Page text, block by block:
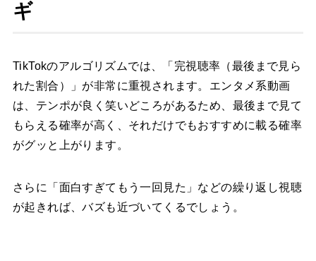
ギ
TikTokのアルゴリズムでは、「完視聴率（最後まで見ら
れた割合）」が非常に重視されます。エンタメ系動画
は、テンポが良く笑いどころがあるため、最後まで見て
もらえる確率が高く、それだけでもおすすめに載る確率
がグッと上がります。
さらに「面白すぎてもう一回見た」などの繰り返し視聴
が起きれば、バズも近づいてくるでしょう。